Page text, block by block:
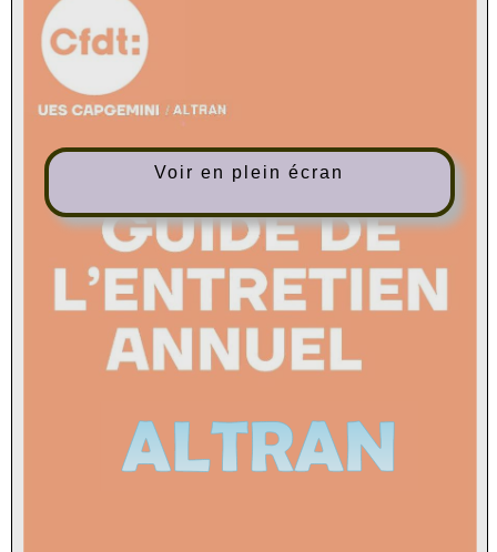
Voir en plein écran